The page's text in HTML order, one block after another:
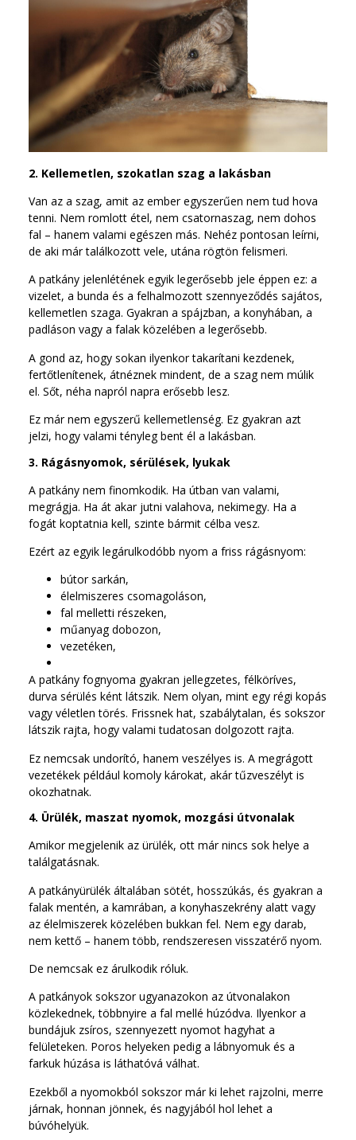
2. Kellemetlen, szokatlan szag a lakásban
Van az a szag, amit az ember egyszerűen nem tud hova
tenni. Nem romlott étel, nem csatornaszag, nem dohos
fal – hanem valami egészen más. Nehéz pontosan leírni,
de aki már találkozott vele, utána rögtön felismeri.
A patkány jelenlétének egyik legerősebb jele éppen ez: a
vizelet, a bunda és a felhalmozott szennyeződés sajátos,
kellemetlen szaga. Gyakran a spájzban, a konyhában, a
padláson vagy a falak közelében a legerősebb.
A gond az, hogy sokan ilyenkor takarítani kezdenek,
fertőtlenítenek, átnéznek mindent, de a szag nem múlik
el. Sőt, néha napról napra erősebb lesz.
Ez már nem egyszerű kellemetlenség. Ez gyakran azt
jelzi, hogy valami tényleg bent él a lakásban.
3. Rágásnyomok, sérülések, lyukak
A patkány nem finomkodik. Ha útban van valami,
megrágja. Ha át akar jutni valahova, nekimegy. Ha a
fogát koptatnia kell, szinte bármit célba vesz.
Ezért az egyik legárulkodóbb nyom a friss rágásnyom:
bútor sarkán,
élelmiszeres csomagoláson,
fal melletti részeken,
műanyag dobozon,
vezetéken,
A patkány fognyoma gyakran jellegzetes, félköríves,
durva sérülés ként látszik. Nem olyan, mint egy régi kopás
vagy véletlen törés. Frissnek hat, szabálytalan, és sokszor
látszik rajta, hogy valami tudatosan dolgozott rajta.
Ez nemcsak undorító, hanem veszélyes is. A megrágott
vezetékek például komoly károkat, akár tűzveszélyt is
okozhatnak.
4. Ürülék, maszat nyomok, mozgási útvonalak
Amikor megjelenik az ürülék, ott már nincs sok helye a
találgatásnak.
A patkányürülék általában sötét, hosszúkás, és gyakran a
falak mentén, a kamrában, a konyhaszekrény alatt vagy
az élelmiszerek közelében bukkan fel. Nem egy darab,
nem kettő – hanem több, rendszeresen visszatérő nyom.
De nemcsak ez árulkodik róluk.
A patkányok sokszor ugyanazokon az útvonalakon
közlekednek, többnyire a fal mellé húzódva. Ilyenkor a
bundájuk zsíros, szennyezett nyomot hagyhat a
felületeken. Poros helyeken pedig a lábnyomuk és a
farkuk húzása is láthatóvá válhat.
Ezekből a nyomokból sokszor már ki lehet rajzolni, merre
járnak, honnan jönnek, és nagyjából hol lehet a
búvóhelyük.